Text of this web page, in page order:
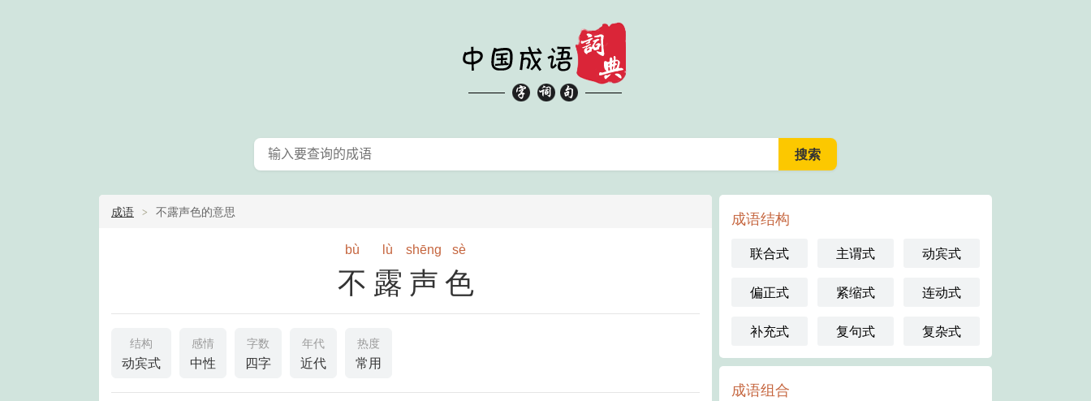
成语 不露声色的意思
bù lù shēng sè
不露声色
结构
动宾式
感情
中性
字数
四字
年代
近代
热度
常用
成语结构
联合式 主谓式 动宾式
偏正式 紧缩式 连动式
补充式 复句式 复杂式
成语组合